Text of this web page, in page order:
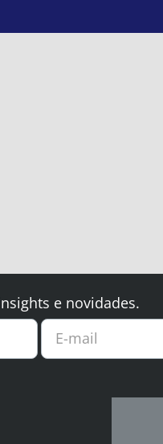
e novidades.
E-mail